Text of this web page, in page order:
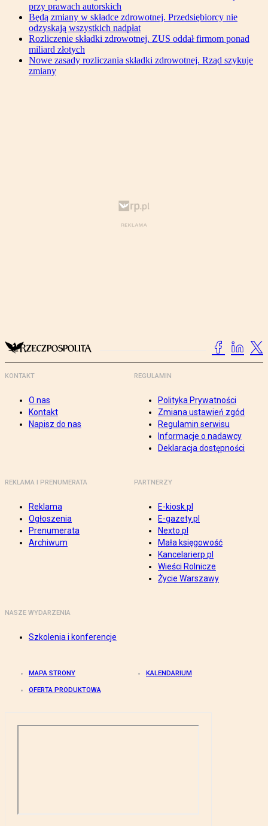
przy prawach autorskich
Będą zmiany w składce zdrowotnej. Przedsiębiorcy nie
odzyskają wszystkich nadpłat
Rozliczenie składki zdrowotnej. ZUS oddał firmom ponad
miliard złotych
Nowe zasady rozliczania składki zdrowotnej. Rząd szykuje
zmiany
KONTAKT
O nas
Kontakt
Napisz do nas
REGULAMIN
Polityka Prywatności
Zmiana ustawień zgód
Regulamin serwisu
Informacje o nadawcy
Deklaracja dostępności
REKLAMA I PRENUMERATA
Reklama
Ogłoszenia
Prenumerata
Archiwum
PARTNERZY
E-kiosk.pl
E-gazety.pl
Nexto.pl
Mała księgowość
Kancelarierp.pl
Wieści Rolnicze
Życie Warszawy
NASZE WYDARZENIA
Szkolenia i konferencje
MAPA STRONY KALENDARIUM
OFERTA PRODUKTOWA